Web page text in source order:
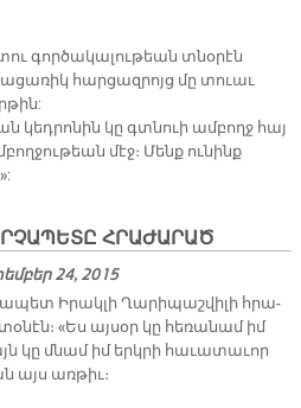
գործակալութեան տնօրէն
հարցազրոյց մը տուաւ
կեդրոնին կը գտնուի ամբողջ հայ
մէջ։ Մենք ունինք
ՀՐԱԺԱՐԱԾ
24, 2015
Ի­րակ­լի Ղա­րի­պաշ­վի­լի հրա­
«Ես այ­սօր կը հե­ռա­նամ իմ
կը մնամ իմ երկ­րի հա­ւա­տա­ւոր
այս առ­թիւ։